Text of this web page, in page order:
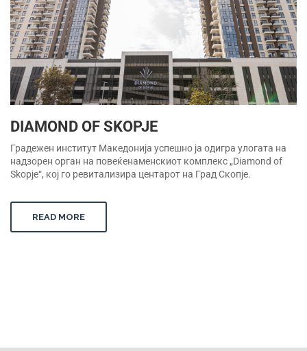
DIAMOND OF SKOPJE
Градежен институт Македонија успешно ја одигра улогата на
надзорен орган на повеќенаменскиот комплекс „Diamond of
Skopje“, кој го ревитализира центарот на Град Скопје.
READ MORE